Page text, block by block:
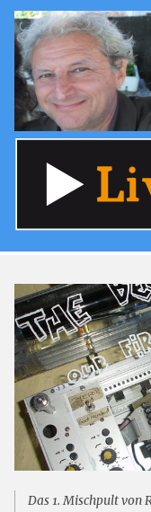
Das 1. Mischpult von